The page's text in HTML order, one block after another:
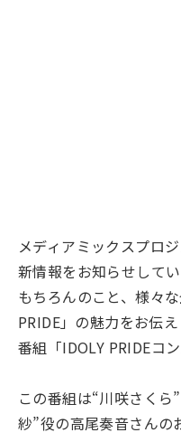
メディアミックスプロ
新情報をお知らせして
もちろんのこと、様々
PRIDE」の魅力をお伝
番組「IDOLY PRIDEコ
この番組は“川咲さく
紗”役の高尾奏音さんの